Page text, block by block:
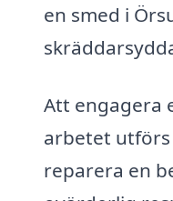
en smed i
Att engagera
arbetet utförs
reparera en